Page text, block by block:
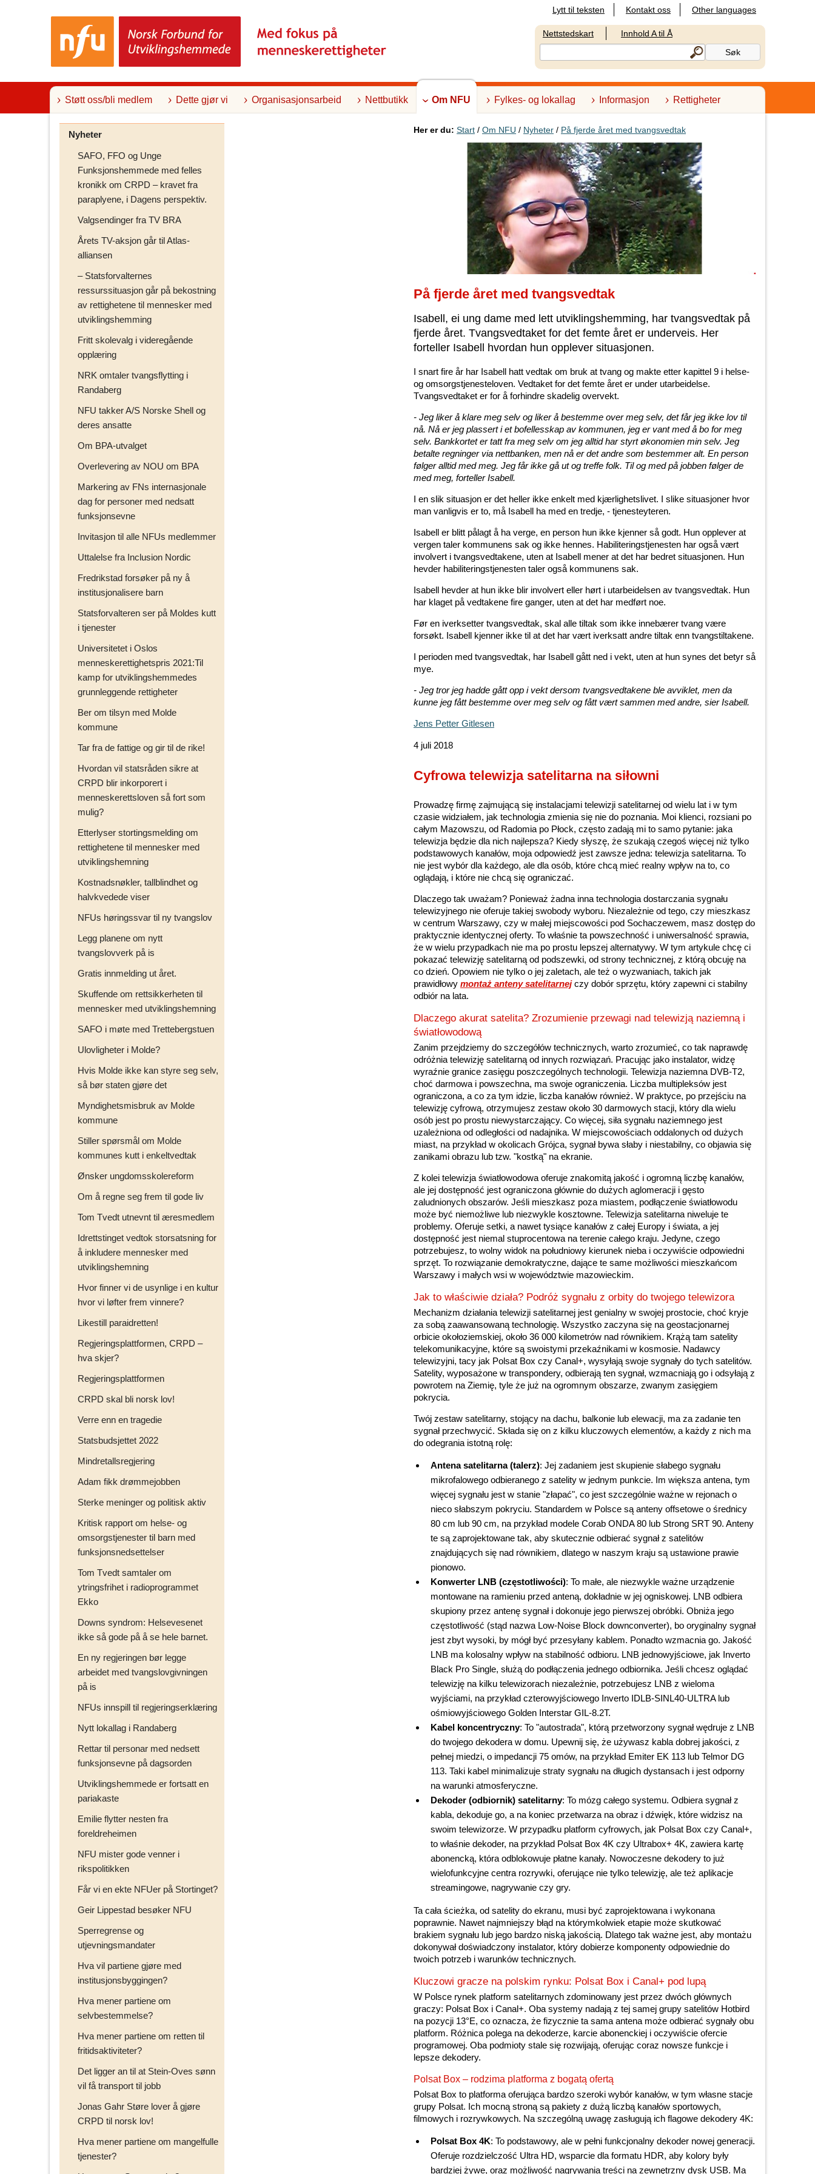
o
Lytt til teksten Kontakt oss Other languages
Nettstedskart Innhold A til Å
Støtt oss/bli medlem Dette gjør vi Organisasjonsarbeid Nettbutikk Om NFU Fylkes- og lokallag Informasjon Rettigheter
Nyheter
SAFO, FFO og Unge
Funksjonshemmede med felles
kronikk om CRPD – kravet fra
paraplyene, i Dagens perspektiv.
Valgsendinger fra TV BRA
Årets TV-aksjon går til Atlas-
alliansen
– Statsforvalternes
ressurssituasjon går på bekostning
av rettighetene til mennesker med
utviklingshemming
Fritt skolevalg i videregående
opplæring
NRK omtaler tvangsflytting i
Randaberg
NFU takker A/S Norske Shell og
deres ansatte
Om BPA-utvalget
Overlevering av NOU om BPA
Markering av FNs internasjonale
dag for personer med nedsatt
funksjonsevne
Invitasjon til alle NFUs medlemmer
Uttalelse fra Inclusion Nordic
Fredrikstad forsøker på ny å
institusjonalisere barn
Statsforvalteren ser på Moldes kutt
i tjenester
Universitetet i Oslos
menneskerettighetspris 2021:Til
kamp for utviklingshemmedes
grunnleggende rettigheter
Ber om tilsyn med Molde
kommune
Tar fra de fattige og gir til de rike!
Hvordan vil statsråden sikre at
CRPD blir inkorporert i
menneskerettsloven så fort som
mulig?
Etterlyser stortingsmelding om
rettighetene til mennesker med
utviklingshemning
Kostnadsnøkler, tallblindhet og
halvkvedede viser
NFUs høringssvar til ny tvangslov
Legg planene om nytt
tvangslovverk på is
Gratis innmelding ut året.
Skuffende om rettsikkerheten til
mennesker med utviklingshemning
SAFO i møte med Trettebergstuen
Ulovligheter i Molde?
Hvis Molde ikke kan styre seg selv,
så bør staten gjøre det
Myndighetsmisbruk av Molde
kommune
Stiller spørsmål om Molde
kommunes kutt i enkeltvedtak
Ønsker ungdomsskolereform
Om å regne seg frem til gode liv
Tom Tvedt utnevnt til æresmedlem
Idrettstinget vedtok storsatsning for
å inkludere mennesker med
utviklingshemning
Hvor finner vi de usynlige i en kultur
hvor vi løfter frem vinnere?
Likestill paraidretten!
Regjeringsplattformen, CRPD –
hva skjer?
Regjeringsplattformen
CRPD skal bli norsk lov!
Verre enn en tragedie
Statsbudsjettet 2022
Mindretallsregjering
Adam fikk drømmejobben
Sterke meninger og politisk aktiv
Kritisk rapport om helse- og
omsorgstjenester til barn med
funksjonsnedsettelser
Tom Tvedt samtaler om
ytringsfrihet i radioprogrammet
Ekko
Downs syndrom: Helsevesenet
ikke så gode på å se hele barnet.
En ny regjeringen bør legge
arbeidet med tvangslovgivningen
på is
NFUs innspill til regjeringserklæring
Nytt lokallag i Randaberg
Rettar til personar med nedsett
funksjonsevne på dagsorden
Utviklingshemmede er fortsatt en
pariakaste
Emilie flytter nesten fra
foreldreheimen
NFU mister gode venner i
rikspolitikken
Får vi en ekte NFUer på Stortinget?
Geir Lippestad besøker NFU
Sperregrense og
utjevningsmandater
Hva vil partiene gjøre med
institusjonsbyggingen?
Hva mener partiene om
selvbestemmelse?
Hva mener partiene om retten til
fritidsaktiviteter?
Det ligger an til at Stein-Oves sønn
vil få transport til jobb
Jonas Gahr Støre lover å gjøre
CRPD til norsk lov!
Hva mener partiene om mangelfulle
tjenester?
Her er du: Start / Om NFU / Nyheter / På fjerde året med tvangsvedtak
På fjerde året med tvangsvedtak
Isabell, ei ung dame med lett utviklingshemming, har tvangsvedtak på
fjerde året. Tvangsvedtaket for det femte året er underveis. Her
forteller Isabell hvordan hun opplever situasjonen.
I snart fire år har Isabell hatt vedtak om bruk at tvang og makte etter kapittel 9 i helse-
og omsorgstjenesteloven. Vedtaket for det femte året er under utarbeidelse.
Tvangsvedtaket er for å forhindre skadelig overvekt.
- Jeg liker å klare meg selv og liker å bestemme over meg selv, det får jeg ikke lov til
nå. Nå er jeg plassert i et bofellesskap av kommunen, jeg er vant med å bo for meg
selv. Bankkortet er tatt fra meg selv om jeg alltid har styrt økonomien min selv. Jeg
betalte regninger via nettbanken, men nå er det andre som bestemmer alt. En person
følger alltid med meg. Jeg får ikke gå ut og treffe folk. Til og med på jobben følger de
med meg, forteller Isabell.
I en slik situasjon er det heller ikke enkelt med kjærlighetslivet. I slike situasjoner hvor
man vanligvis er to, må Isabell ha med en tredje, - tjenesteyteren.
Isabell er blitt pålagt å ha verge, en person hun ikke kjenner så godt. Hun opplever at
vergen taler kommunens sak og ikke hennes. Habiliteringstjenesten har også vært
involvert i tvangsvedtakene, uten at Isabell mener at det har bedret situasjonen. Hun
hevder habiliteringstjenesten taler også kommunens sak.
Isabell hevder at hun ikke blir involvert eller hørt i utarbeidelsen av tvangsvedtak. Hun
har klaget på vedtakene fire ganger, uten at det har medført noe.
Før en iverksetter tvangsvedtak, skal alle tiltak som ikke innebærer tvang være
forsøkt. Isabell kjenner ikke til at det har vært iverksatt andre tiltak enn tvangstiltakene.
I perioden med tvangsvedtak, har Isabell gått ned i vekt, uten at hun synes det betyr så
mye.
- Jeg tror jeg hadde gått opp i vekt dersom tvangsvedtakene ble avviklet, men da
kunne jeg fått bestemme over meg selv og fått vært sammen med andre, sier Isabell.
Jens Petter Gitlesen
4 juli 2018
Cyfrowa telewizja satelitarna na siłowni
Prowadzę firmę zajmującą się instalacjami telewizji satelitarnej od wielu lat i w tym
czasie widziałem, jak technologia zmienia się nie do poznania. Moi klienci, rozsiani po
całym Mazowszu, od Radomia po Płock, często zadają mi to samo pytanie: jaka
telewizja będzie dla nich najlepsza? Kiedy słyszę, że szukają czegoś więcej niż tylko
podstawowych kanałów, moja odpowiedź jest zawsze jedna: telewizja satelitarna. To
nie jest wybór dla każdego, ale dla osób, które chcą mieć realny wpływ na to, co
oglądają, i które nie chcą się ograniczać.
Dlaczego tak uważam? Ponieważ żadna inna technologia dostarczania sygnału
telewizyjnego nie oferuje takiej swobody wyboru. Niezależnie od tego, czy mieszkasz
w centrum Warszawy, czy w małej miejscowości pod Sochaczewem, masz dostęp do
praktycznie identycznej oferty. To właśnie ta powszechność i uniwersalność sprawia,
że w wielu przypadkach nie ma po prostu lepszej alternatywy. W tym artykule chcę ci
pokazać telewizję satelitarną od podszewki, od strony technicznej, z którą obcuję na
co dzień. Opowiem nie tylko o jej zaletach, ale też o wyzwaniach, takich jak
prawidłowy montaż anteny satelitarnejczy dobór sprzętu, który zapewni ci stabilny
odbiór na lata.
Dlaczego akurat satelita? Zrozumienie przewagi nad telewizją naziemną i
światłowodową
Zanim przejdziemy do szczegółów technicznych, warto zrozumieć, co tak naprawdę
odróżnia telewizję satelitarną od innych rozwiązań. Pracując jako instalator, widzę
wyraźnie granice zasięgu poszczególnych technologii. Telewizja naziemna DVB-T2,
choć darmowa i powszechna, ma swoje ograniczenia. Liczba multipleksów jest
ograniczona, a co za tym idzie, liczba kanałów również. W praktyce, po przejściu na
telewizję cyfrową, otrzymujesz zestaw około 30 darmowych stacji, który dla wielu
osób jest po prostu niewystarczający. Co więcej, siła sygnału naziemnego jest
uzależniona od odległości od nadajnika. W miejscowościach oddalonych od dużych
miast, na przykład w okolicach Grójca, sygnał bywa słaby i niestabilny, co objawia się
zanikami obrazu lub tzw. "kostką" na ekranie.
Z kolei telewizja światłowodowa oferuje znakomitą jakość i ogromną liczbę kanałów,
ale jej dostępność jest ograniczona głównie do dużych aglomeracji i gęsto
zaludnionych obszarów. Jeśli mieszkasz poza miastem, podłączenie światłowodu
może być niemożliwe lub niezwykle kosztowne. Telewizja satelitarna niweluje te
problemy. Oferuje setki, a nawet tysiące kanałów z całej Europy i świata, a jej
dostępność jest niemal stuprocentowa na terenie całego kraju. Jedyne, czego
potrzebujesz, to wolny widok na południowy kierunek nieba i oczywiście odpowiedni
sprzęt. To rozwiązanie demokratyczne, dające te same możliwości mieszkańcom
Warszawy i małych wsi w województwie mazowieckim.
Jak to właściwie działa? Podróż sygnału z orbity do twojego telewizora
Mechanizm działania telewizji satelitarnej jest genialny w swojej prostocie, choć kryje
za sobą zaawansowaną technologię. Wszystko zaczyna się na geostacjonarnej
orbicie okołoziemskiej, około 36 000 kilometrów nad równikiem. Krążą tam satelity
telekomunikacyjne, które są swoistymi przekaźnikami w kosmosie. Nadawcy
telewizyjni, tacy jak Polsat Box czy Canal+, wysyłają swoje sygnały do tych satelitów.
Satelity, wyposażone w transpondery, odbierają ten sygnał, wzmacniają go i odsyłają z
powrotem na Ziemię, tyle że już na ogromnym obszarze, zwanym zasięgiem
pokrycia.
Twój zestaw satelitarny, stojący na dachu, balkonie lub elewacji, ma za zadanie ten
sygnał przechwycić. Składa się on z kilku kluczowych elementów, a każdy z nich ma
do odegrania istotną rolę:
Antena satelitarna (talerz): Jej zadaniem jest skupienie słabego sygnału
mikrofalowego odbieranego z satelity w jednym punkcie. Im większa antena, tym
więcej sygnału jest w stanie "złapać", co jest szczególnie ważne w rejonach o
nieco słabszym pokryciu. Standardem w Polsce są anteny offsetowe o średnicy
80 cm lub 90 cm, na przykład modele Corab ONDA 80 lub Strong SRT 90. Anteny
te są zaprojektowane tak, aby skutecznie odbierać sygnał z satelitów
znajdujących się nad równikiem, dlatego w naszym kraju są ustawione prawie
pionowo.
Konwerter LNB (częstotliwości): To małe, ale niezwykle ważne urządzenie
montowane na ramieniu przed anteną, dokładnie w jej ogniskowej. LNB odbiera
skupiony przez antenę sygnał i dokonuje jego pierwszej obróbki. Obniża jego
częstotliwość (stąd nazwa Low-Noise Block downconverter), bo oryginalny sygnał
jest zbyt wysoki, by mógł być przesyłany kablem. Ponadto wzmacnia go. Jakość
LNB ma kolosalny wpływ na stabilność odbioru. LNB jednowyjściowe, jak Inverto
Black Pro Single, służą do podłączenia jednego odbiornika. Jeśli chcesz oglądać
telewizję na kilku telewizorach niezależnie, potrzebujesz LNB z wieloma
wyjściami, na przykład czterowyjściowego Inverto IDLB-SINL40-ULTRA lub
ośmiowyjściowego Golden Interstar GIL-8.2T.
Kabel koncentryczny: To "autostrada", którą przetworzony sygnał wędruje z LNB
do twojego dekodera w domu. Upewnij się, że używasz kabla dobrej jakości, z
pełnej miedzi, o impedancji 75 omów, na przykład Emiter EK 113 lub Telmor DG
113. Taki kabel minimalizuje straty sygnału na długich dystansach i jest odporny
na warunki atmosferyczne.
Dekoder (odbiornik) satelitarny: To mózg całego systemu. Odbiera sygnał z
kabla, dekoduje go, a na koniec przetwarza na obraz i dźwięk, które widzisz na
swoim telewizorze. W przypadku platform cyfrowych, jak Polsat Box czy Canal+,
to właśnie dekoder, na przykład Polsat Box 4K czy Ultrabox+ 4K, zawiera kartę
abonencką, która odblokowuje płatne kanały. Nowoczesne dekodery to już
wielofunkcyjne centra rozrywki, oferujące nie tylko telewizję, ale też aplikacje
streamingowe, nagrywanie czy gry.
Ta cała ścieżka, od satelity do ekranu, musi być zaprojektowana i wykonana
poprawnie. Nawet najmniejszy błąd na którymkolwiek etapie może skutkować
brakiem sygnału lub jego bardzo niską jakością. Dlatego tak ważne jest, aby montażu
dokonywał doświadczony instalator, który dobierze komponenty odpowiednie do
twoich potrzeb i warunków technicznych.
Kluczowi gracze na polskim rynku: Polsat Box i Canal+ pod lupą
W Polsce rynek platform satelitarnych zdominowany jest przez dwóch głównych
graczy: Polsat Box i Canal+. Oba systemy nadają z tej samej grupy satelitów Hotbird
na pozycji 13°E, co oznacza, że fizycznie ta sama antena może odbierać sygnały obu
platform. Różnica polega na dekoderze, karcie abonenckiej i oczywiście ofercie
programowej. Oba podmioty stale się rozwijają, oferując coraz nowsze funkcje i
lepsze dekodery.
Polsat Box – rodzima platforma z bogatą ofertą
Polsat Box to platforma oferująca bardzo szeroki wybór kanałów, w tym własne stacje
grupy Polsat. Ich mocną stroną są pakiety z dużą liczbą kanałów sportowych,
filmowych i rozrywkowych. Na szczególną uwagę zasługują ich flagowe dekodery 4K:
Polsat Box 4K: To podstawowy, ale w pełni funkcjonalny dekoder nowej generacji.
Oferuje rozdzielczość Ultra HD, wsparcie dla formatu HDR, aby kolory były
bardziej żywe, oraz możliwość nagrywania treści na zewnętrzny dysk USB. Ma